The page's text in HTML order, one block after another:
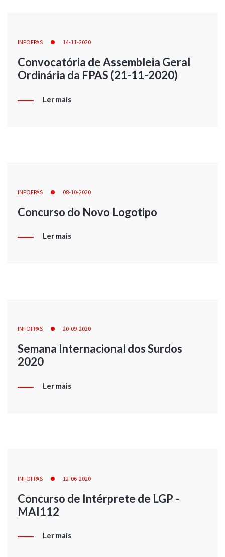
INFOFPAS 14-11-2020
Convocatória de Assembleia Geral
Ordinária da FPAS (21-11-2020)
Ler mais
INFOFPAS 08-10-2020
Concurso do Novo Logotipo
Ler mais
INFOFPAS 20-09-2020
Semana Internacional dos Surdos
2020
Ler mais
INFOFPAS 12-06-2020
Concurso de Intérprete de LGP -
MAI112
Ler mais